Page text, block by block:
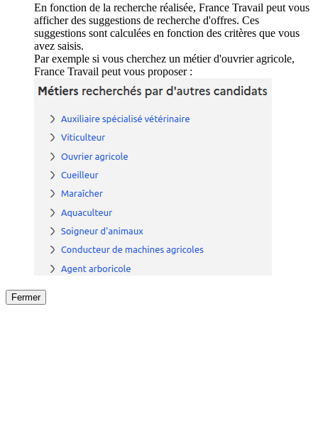
En fonction de la recherche réalisée, France Travail peut vous
afficher des suggestions de recherche d'offres. Ces
suggestions sont calculées en fonction des critères que vous
avez saisis.
Par exemple si vous cherchez un métier d'ouvrier agricole,
France Travail peut vous proposer :
Fermer